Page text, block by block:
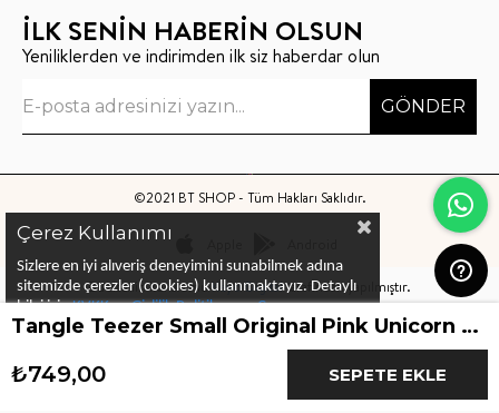
İLK SENİN HABERİN OLSUN
Yeniliklerden ve indirimden ilk siz haberdar olun
GÖNDER
©2021 BT SHOP - Tüm Hakları Saklıdır.
Bu sitenin kurulumuKeyo Digitaltarafından yapılmıştır.
Çerez Kullanımı
Sizlere en iyi alıveriş deneyimini sunabilmek adına
sitemizde çerezler (cookies) kullanmaktayız. Detaylı
bilgi için KVKK ve Gizlilik Politikası veÇerez
Politika ları nı inceleyebilirsiniz Tangle Teezer Small Original Pink Unicorn Saç Fırçası
₺749,00